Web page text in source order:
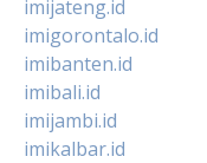
imijateng.id
imigorontalo.id
imibanten.id
imibali.id
imijambi.id
imikalbar.id